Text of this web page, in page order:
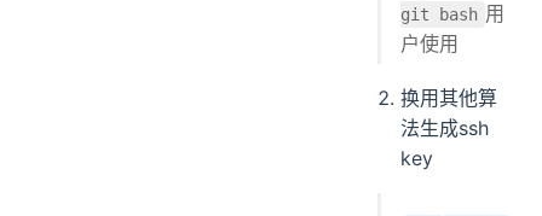
git bash 用
户使用
换用其他算
法生成ssh
key